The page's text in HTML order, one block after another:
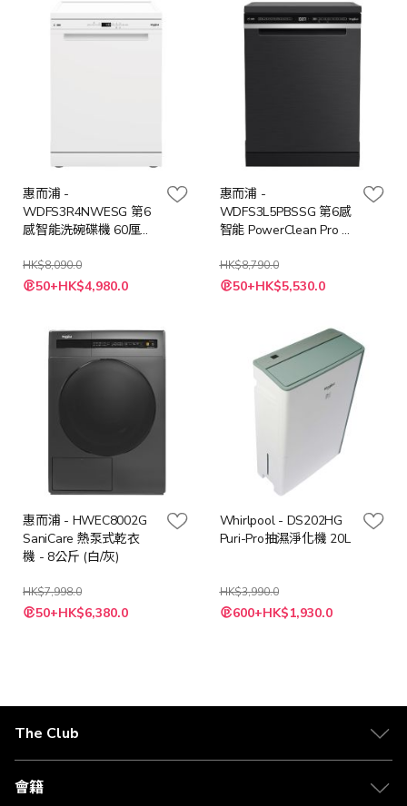
惠而浦 -
WDFS3R4NWESG 第6
感智能洗碗碟機 60厘
入式) / 14套餐具
HK$8,090.0
特
殊 50+HK$4,980.0
惠而浦 -
WDFS3L5PBSSG 第6感
智能 PowerClean Pro 洗
式 (可飛頂成嵌入式) / 15
套餐具
HK$8,790.0
特
殊 50+HK$5,530.0
惠而浦 - HWEC8002G
SaniCare 熱泵式乾衣
機 - 8公斤 (白/灰)
HK$7,998.0
50+HK$6,380.0
Whirlpool - DS202HG
Puri-Pro抽濕淨化機 20L
HK$3,990.0
特
殊 600+HK$1,930.0
The Club
關於 The Club
合作夥伴
會籍